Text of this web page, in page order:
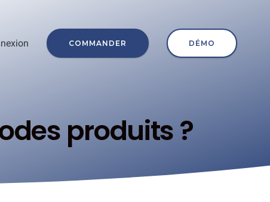
COMMANDER DÉMO
produits ?